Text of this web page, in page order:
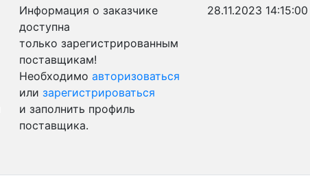
Информация о заказчике
доступна
только зарегистрированным
поставщикам!
Необходимо авторизоваться
или зарегистрироваться
и заполнить профиль
поставщика.
28.11.2023 14:15:00